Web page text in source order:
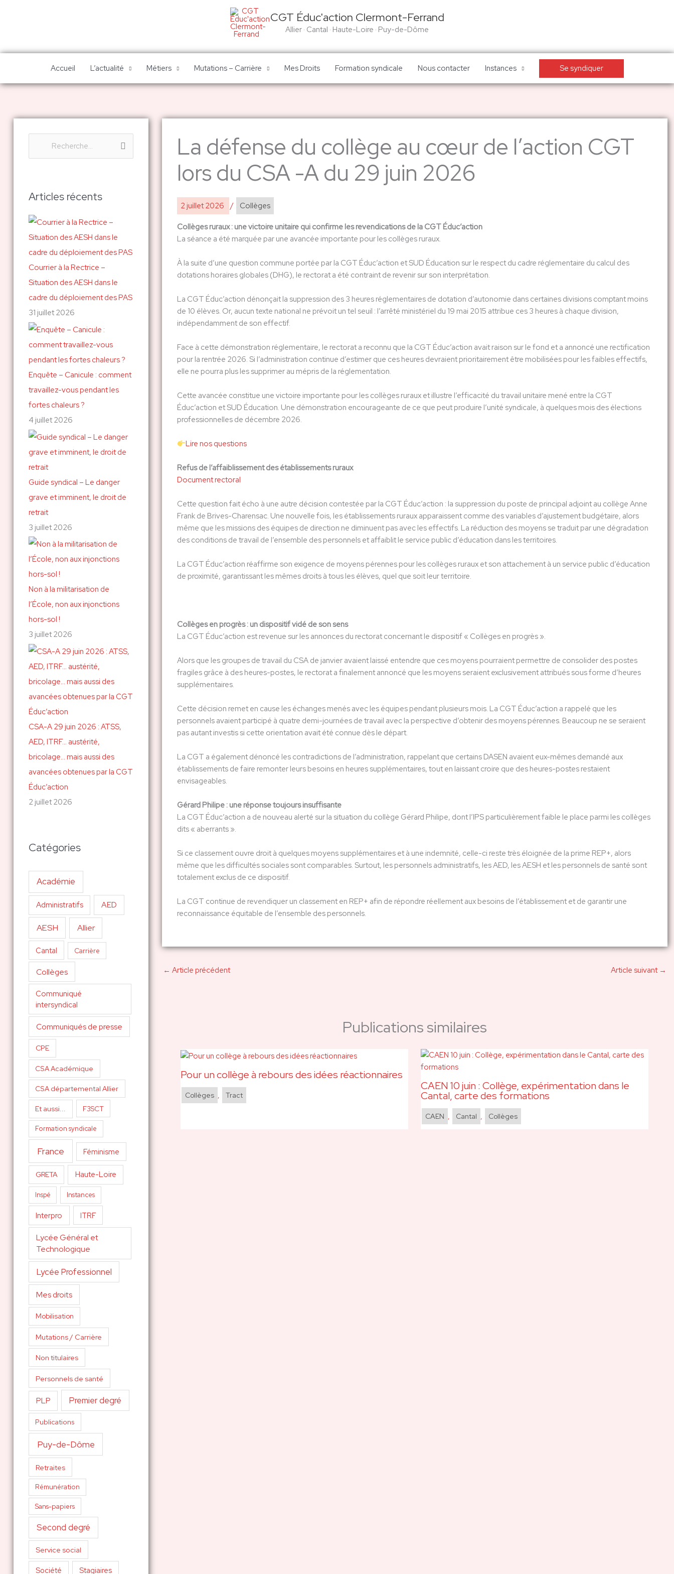
CGT Éduc'action Clermont-Ferrand
Allier · Cantal · Haute-Loire · Puy-de-Dôme
Accueil L’actualité Métiers Mutations – Carrière Mes Droits Formation syndicale Nous contacter Instances Se syndiquer
h
r
c
h
e
r
:
Articles récents
Courrier à la Rectrice –
Situation des AESH dans le
cadre du déploiement des PAS
31 juillet 2026
Enquête – Canicule : comment
travaillez-vous pendant les
fortes chaleurs ?
4 juillet 2026
Guide syndical – Le danger
grave et imminent, le droit de
retrait
3 juillet 2026
Non à la militarisation de
l’École, non aux injonctions
hors-sol !
3 juillet 2026
CSA-A 29 juin 2026 : ATSS,
AED, ITRF… austérité,
bricolage… mais aussi des
avancées obtenues par la CGT
Éduc’action
2 juillet 2026
Catégories
Académie
Administratifs AED
AESH Allier
Cantal Carrière
Collèges
Communiqué
intersyndical
Communiqués de presse
CPE
CSA Académique
CSA départemental Allier
Et aussi... F3SCT
Formation syndicale
France Féminisme
GRETA Haute-Loire
Inspé Instances
Interpro ITRF
Lycée Général et
Technologique
Lycée Professionnel
Mes droits
Mobilisation
Mutations / Carrière
Non titulaires
Personnels de santé
PLP Premier degré
Publications
Puy-de-Dôme
Retraites
Rémunération
Sans-papiers
Second degré
Service social
Société Stagiaires
La défense du collège au cœur de l’action CGT
lors du CSA -A du 29 juin 2026
2 juillet 2026 / Collèges
Collèges ruraux : une victoire unitaire qui confirme les revendications de la CGT Éduc’action
La séance a été marquée par une avancée importante pour les collèges ruraux.
À la suite d’une question commune portée par la CGT Éduc’action et SUD Éducation sur le respect du cadre réglementaire du calcul des
dotations horaires globales (DHG), le rectorat a été contraint de revenir sur son interprétation.
La CGT Éduc’action dénonçait la suppression des 3 heures réglementaires de dotation d’autonomie dans certaines divisions comptant moins
de 10 élèves. Or, aucun texte national ne prévoit un tel seuil : l’arrêté ministériel du 19 mai 2015 attribue ces 3 heures à chaque division,
indépendamment de son effectif.
Face à cette démonstration réglementaire, le rectorat a reconnu que la CGT Éduc’action avait raison sur le fond et a annoncé une rectification
pour la rentrée 2026. Si l’administration continue d’estimer que ces heures devraient prioritairement être mobilisées pour les faibles effectifs,
elle ne pourra plus les supprimer au mépris de la réglementation.
Cette avancée constitue une victoire importante pour les collèges ruraux et illustre l’efficacité du travail unitaire mené entre la CGT
Éduc’action et SUD Éducation. Une démonstration encourageante de ce que peut produire l’unité syndicale, à quelques mois des élections
professionnelles de décembre 2026.
Lire nos questions
Refus de l’affaiblissement des établissements ruraux
Document rectoral
Cette question fait écho à une autre décision contestée par la CGT Éduc’action : la suppression du poste de principal adjoint au collège Anne
Frank de Brives-Charensac. Une nouvelle fois, les établissements ruraux apparaissent comme des variables d’ajustement budgétaire, alors
même que les missions des équipes de direction ne diminuent pas avec les effectifs. La réduction des moyens se traduit par une dégradation
des conditions de travail de l’ensemble des personnels et affaiblit le service public d’éducation dans les territoires.
La CGT Éduc’action réaffirme son exigence de moyens pérennes pour les collèges ruraux et son attachement à un service public d’éducation
de proximité, garantissant les mêmes droits à tous les élèves, quel que soit leur territoire.
Collèges en progrès : un dispositif vidé de son sens
La CGT Éduc’action est revenue sur les annonces du rectorat concernant le dispositif « Collèges en progrès ».
Alors que les groupes de travail du CSA de janvier avaient laissé entendre que ces moyens pourraient permettre de consolider des postes
fragiles grâce à des heures-postes, le rectorat a finalement annoncé que les moyens seraient exclusivement attribués sous forme d’heures
supplémentaires.
Cette décision remet en cause les échanges menés avec les équipes pendant plusieurs mois. La CGT Éduc’action a rappelé que les
personnels avaient participé à quatre demi-journées de travail avec la perspective d’obtenir des moyens pérennes. Beaucoup ne se seraient
pas autant investis si cette orientation avait été connue dès le départ.
La CGT a également dénoncé les contradictions de l’administration, rappelant que certains DASEN avaient eux-mêmes demandé aux
établissements de faire remonter leurs besoins en heures supplémentaires, tout en laissant croire que des heures-postes restaient
envisageables.
Gérard Philipe : une réponse toujours insuffisante
La CGT Éduc’action a de nouveau alerté sur la situation du collège Gérard Philipe, dont l’IPS particulièrement faible le place parmi les collèges
dits « aberrants ».
Si ce classement ouvre droit à quelques moyens supplémentaires et à une indemnité, celle-ci reste très éloignée de la prime REP+, alors
même que les difficultés sociales sont comparables. Surtout, les personnels administratifs, les AED, les AESH et les personnels de santé sont
totalement exclus de ce dispositif.
La CGT continue de revendiquer un classement en REP+ afin de répondre réellement aux besoins de l’établissement et de garantir une
reconnaissance équitable de l’ensemble des personnels.
← Article précédent Article suivant →
Publications similaires
Pour un collège à rebours des idées réactionnaires
Collèges , Tract
CAEN 10 juin : Collège, expérimentation dans le
Cantal, carte des formations
CAEN , Cantal , Collèges